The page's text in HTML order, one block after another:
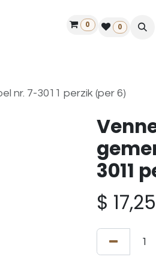
Vind een dealer
0 0
nr. 7-3011 perzik (per 6)
3011
$ 17,25